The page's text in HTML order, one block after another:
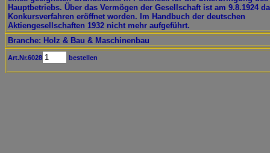
Hauptbetriebs. Über das Vermögen der Gesellschaft ist am 9.8.1924
Konkursverfahren eröffnet worden. Im Handbuch der deutschen
Aktiengesellschaften 1932 nicht mehr aufgeführt.
Branche: Holz & Bau & Maschinenbau
Art.Nr.6028 bestellen